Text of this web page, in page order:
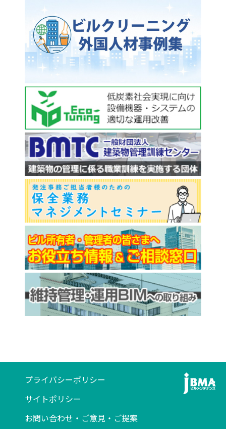
プライバシーポリシー
サイトポリシー
お問い合わせ・ご意見・ご提案